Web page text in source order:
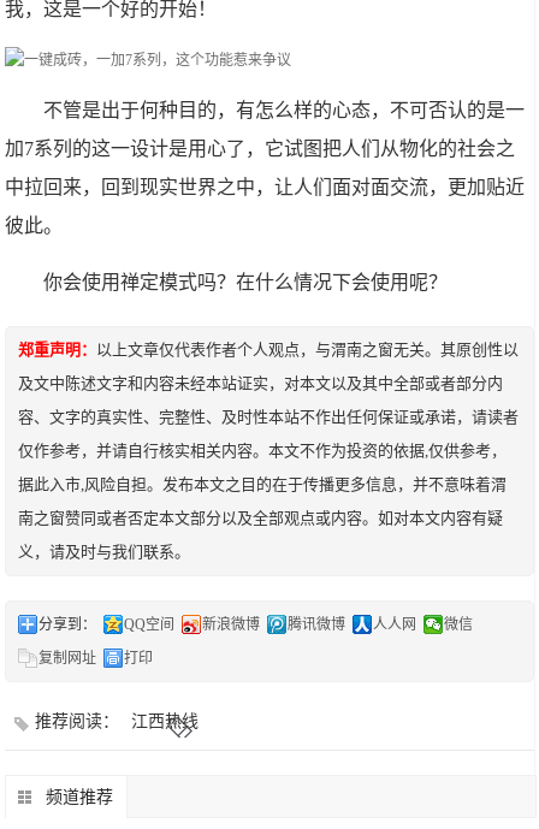
我，这是一个好的开始！
不管是出于何种目的，有怎么样的心态，不可否认的是一
加7系列的这一设计是用心了，它试图把人们从物化的社会之
中拉回来，回到现实世界之中，让人们面对面交流，更加贴近
彼此。
你会使用禅定模式吗？在什么情况下会使用呢？
郑重声明： 以上文章仅代表作者个人观点，与渭南之窗无关。其原创性以
及文中陈述文字和内容未经本站证实，对本文以及其中全部或者部分内
容、文字的真实性、完整性、及时性本站不作出任何保证或承诺，请读者
仅作参考，并请自行核实相关内容。本文不作为投资的依据,仅供参考，
据此入市,风险自担。发布本文之目的在于传播更多信息，并不意味着渭
南之窗赞同或者否定本文部分以及全部观点或内容。如对本文内容有疑
义，请及时与我们联系。
分享到： QQ空间 新浪微博 腾讯微博 人人网
微信
复制网址
打印
推荐阅读： 江西热线
频道推荐